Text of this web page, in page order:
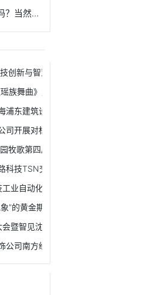
然不！
创新与智慧城市新篇章
族舞曲》走进千年瑶寨！
浦东建筑设计研究院有限公司签署战略
开展对标交流学习活动
牧歌第四届丰收节开幕！
技TSN交换机应用解读
业自动化交换机赋能智能制造
”的黄金期！
暨智见沈阳产投大会成功举办
公司南方经理部同总承包公司第二分公